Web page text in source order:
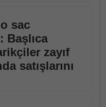
sac
Başlıca
zayıf
satışlarını